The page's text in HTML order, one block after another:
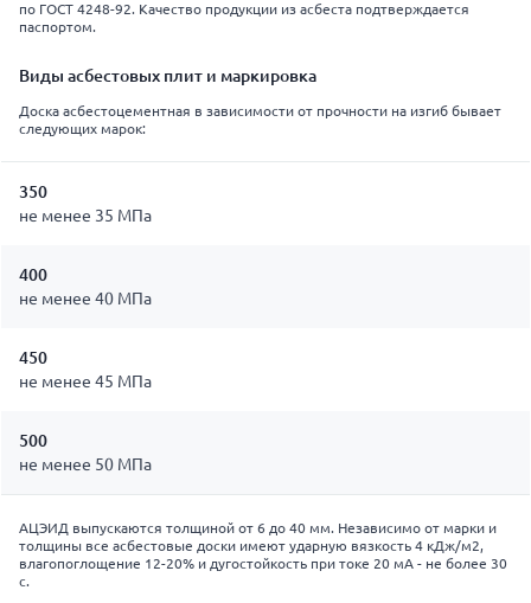
по ГОСТ 4248-92. Качество продукции из асбеста подтверждается
паспортом.
Виды асбестовых плит и маркировка
Доска асбестоцементная в зависимости от прочности на изгиб бывает
следующих марок:
350
не менее 35 МПа
400
не менее 40 МПа
450
не менее 45 МПа
500
не менее 50 МПа
АЦЭИД выпускаются толщиной от 6 до 40 мм. Независимо от марки и
толщины все асбестовые доски имеют ударную вязкость 4 кДж/м2,
влагопоглощение 12-20% и дугостойкость при токе 20 мА - не более 30
с.